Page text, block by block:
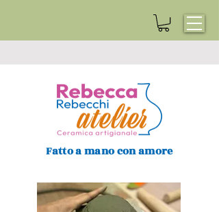
Fatto a mano con amore